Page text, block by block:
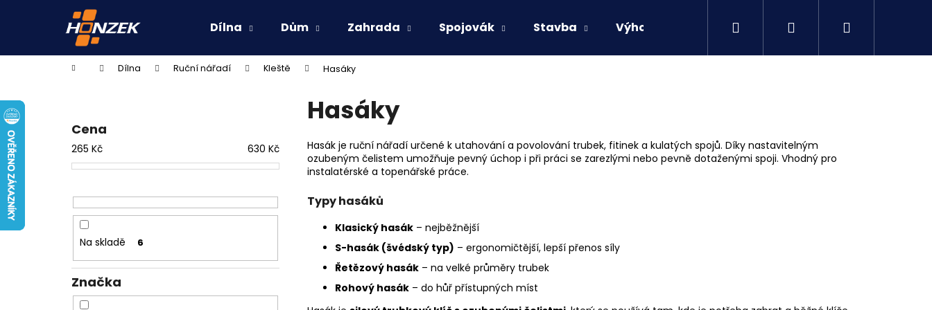
Dílna Dům Zahrada Spojovák Stavba Výhodné sety Kontakty Přihlášení
Domů Dílna Ruční nářadí Kleště Hasáky
Cena
265 Kč 630 Kč
Na skladě 6
Značka
Hasáky
Hasák je ruční nářadí určené k utahování a povolování trubek, fitinek a kulatých spojů. Díky nastavitelným
ozubeným čelistem umožňuje pevný úchop i při práci se zarezlými nebo pevně dotaženými spoji. Vhodný pro
instalatérské a topenářské práce.
Typy hasáků
Klasický hasák – nejběžnější
S-hasák (švédský typ) – ergonomičtější, lepší přenos síly
Řetězový hasák – na velké průměry trubek
Rohový hasák – do hůř přístupných míst
í
Zpět
do
Zpět
do
Co potřebujete najít?